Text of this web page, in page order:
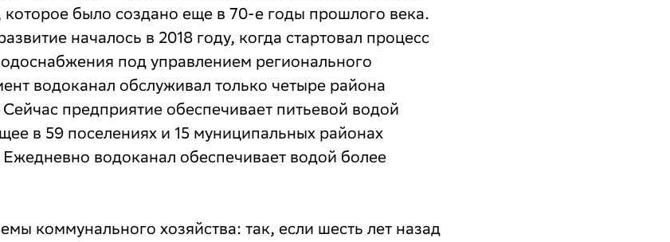
которое было создано еще в 70-е годы прошлого века.
началось в 2018 году, когда стартовал процесс
под управлением регионального
водоканал обслуживал только четыре района
предприятие обеспечивает питьевой водой
в 59 поселениях и 15 муниципальных районах
водоканал обеспечивает водой более
коммунального хозяйства: так, если шесть лет назад